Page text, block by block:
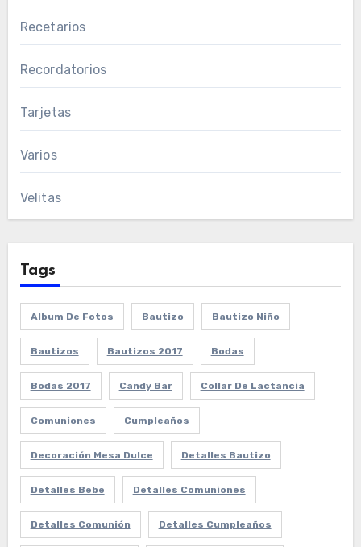
Recetarios
Recordatorios
Tarjetas
Varios
Velitas
Tags
Album De Fotos Bautizo Bautizo Niño
Bautizos Bautizos 2017 Bodas
Bodas 2017 Candy Bar Collar De Lactancia
Comuniones Cumpleaños
Decoración Mesa Dulce Detalles Bautizo
Detalles Bebe Detalles Comuniones
Detalles Comunión Detalles Cumpleaños